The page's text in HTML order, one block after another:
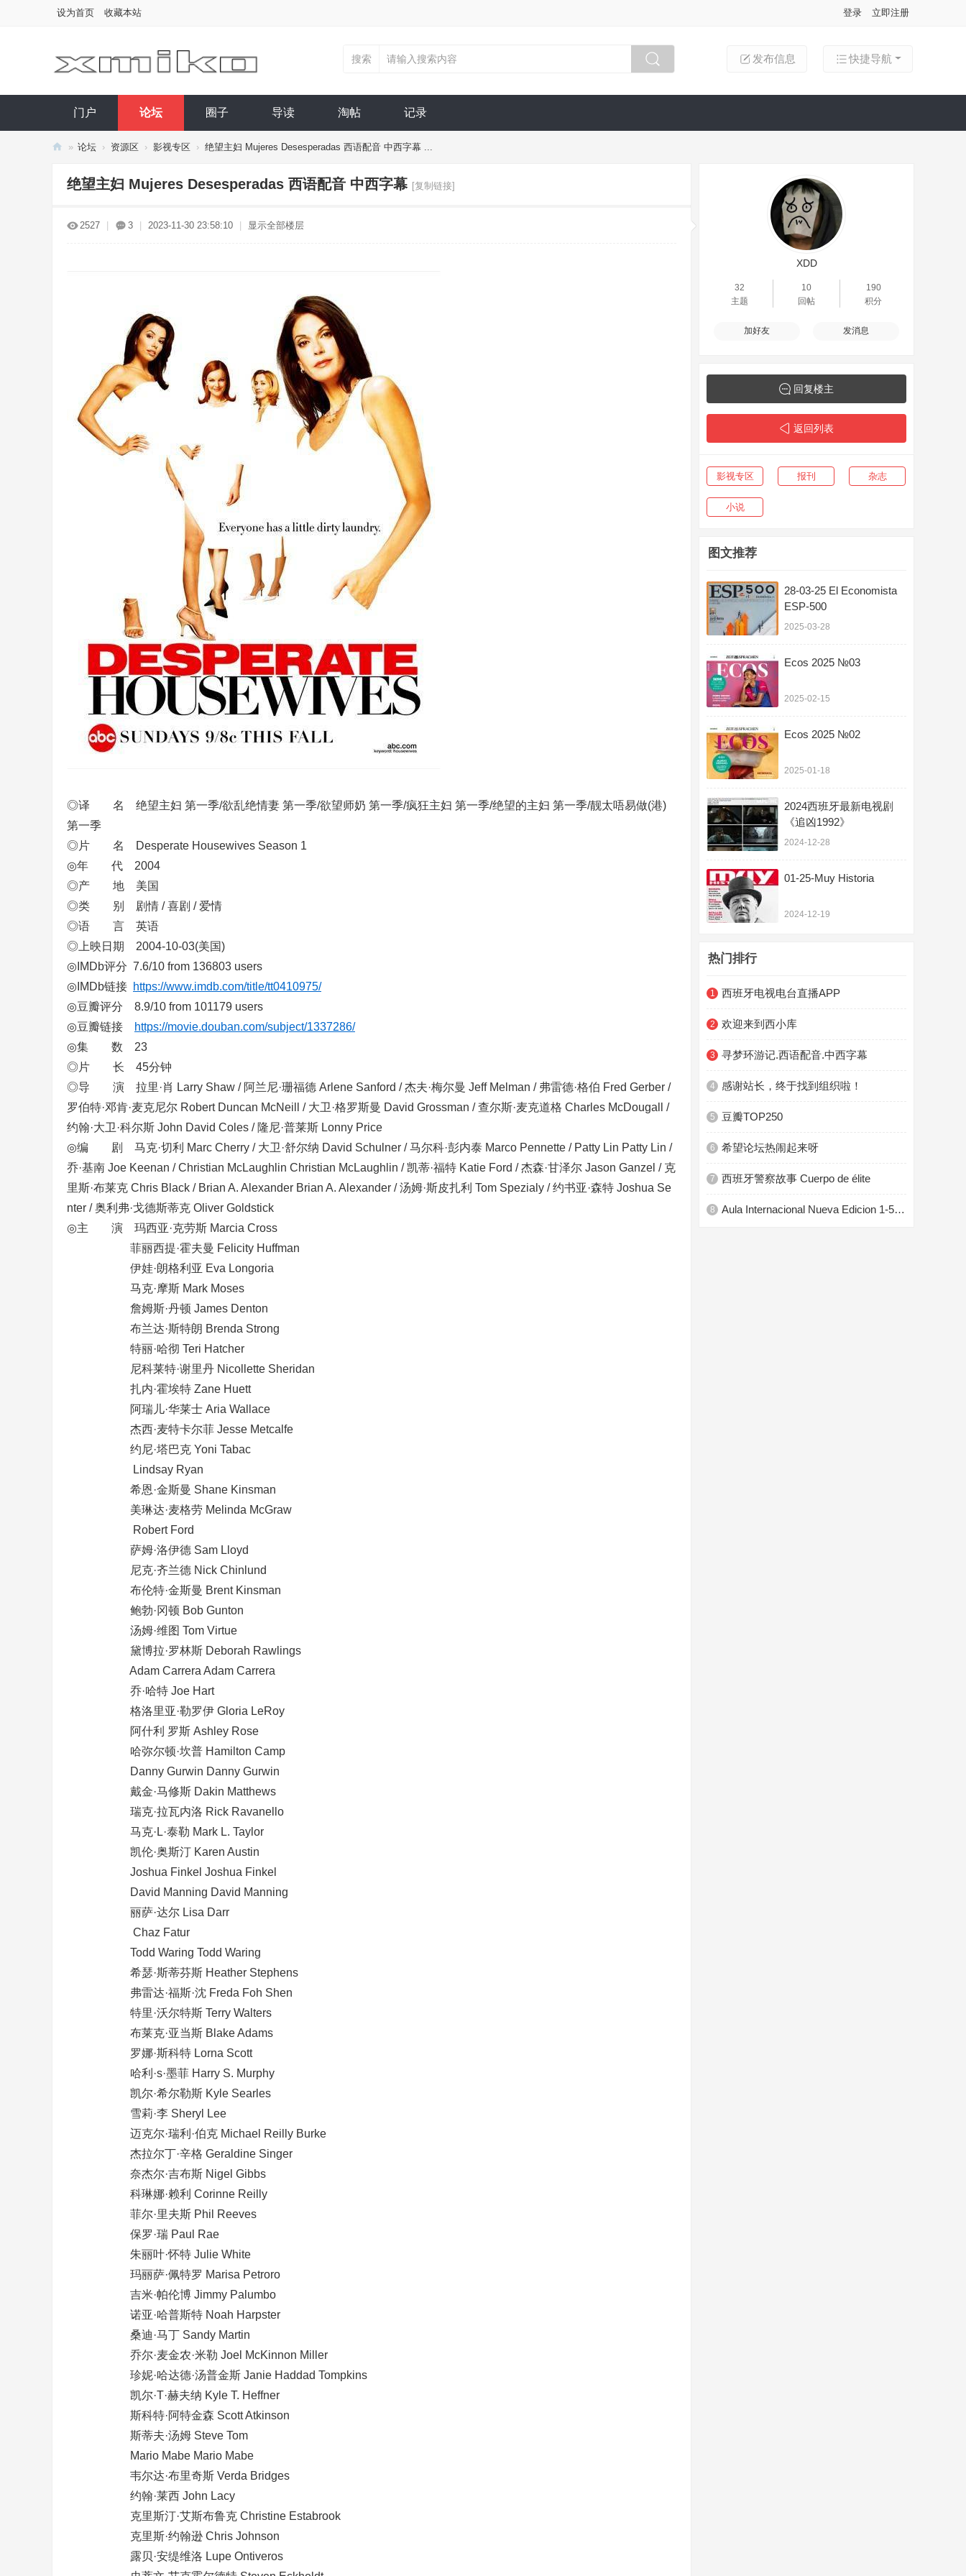
设为首页 收藏本站 登录 立即注册
快捷导航
发布信息
搜索
门户 论坛 圈子 导读 淘帖 记录
» 论坛 › 资源区 › 影视专区 › 绝望主妇 Mujeres Desesperadas 西语配音 中西字幕 ...
绝望主妇 Mujeres Desesperadas 西语配音 中西字幕 [复制链接]
2527 3 2023-11-30 23:58:10 显示全部楼层
◎译 名 绝望主妇 第一季/欲乱绝情妻 第一季/欲望师奶 第一季/疯狂主妇 第一季/绝望的主妇 第一季/靓太唔易做(港)
第一季
◎片 名 Desperate Housewives Season 1
◎年 代 2004
◎产 地 美国
◎类 别 剧情 / 喜剧 / 爱情
◎语 言 英语
◎上映日期 2004-10-03(美国)
◎IMDb评分 7.6/10 from 136803 users
◎IMDb链接 https://www.imdb.com/title/tt0410975/
◎豆瓣评分 8.9/10 from 101179 users
◎豆瓣链接
https://movie.douban.com/subject/1337286/
◎集 数 23
◎片 长 45分钟
◎导 演 拉里·肖 Larry Shaw / 阿兰尼·珊福德 Arlene Sanford / 杰夫·梅尔曼 Jeff Melman / 弗雷德·格伯 Fred Gerber /
罗伯特·邓肯·麦克尼尔 Robert Duncan McNeill / 大卫·格罗斯曼 David Grossman / 查尔斯·麦克道格 Charles McDougall /
约翰·大卫·科尔斯 John David Coles / 隆尼·普莱斯 Lonny Price
◎编 剧 马克·切利 Marc Cherry / 大卫·舒尔纳 David Schulner / 马尔科·彭内泰 Marco Pennette / Patty Lin Patty Lin /
乔·基南 Joe Keenan / Christian McLaughlin Christian McLaughlin / 凯蒂·福特 Katie Ford / 杰森·甘泽尔 Jason Ganzel / 克
里斯·布莱克 Chris Black / Brian A. Alexander Brian A. Alexander / 汤姆·斯皮扎利 Tom Spezialy / 约书亚·森特 Joshua Se
nter / 奥利弗·戈德斯蒂克 Oliver Goldstick
◎主 演 玛西亚·克劳斯 Marcia Cross
菲丽西提·霍夫曼 Felicity Huffman
伊娃·朗格利亚 Eva Longoria
马克·摩斯 Mark Moses
詹姆斯·丹顿 James Denton
布兰达·斯特朗 Brenda Strong
特丽·哈彻 Teri Hatcher
尼科莱特·谢里丹 Nicollette Sheridan
扎内·霍埃特 Zane Huett
阿瑞儿·华莱士 Aria Wallace
杰西·麦特卡尔菲 Jesse Metcalfe
约尼·塔巴克 Yoni Tabac
Lindsay Ryan
希恩·金斯曼 Shane Kinsman
美琳达·麦格劳 Melinda McGraw
Robert Ford
萨姆·洛伊德 Sam Lloyd
尼克·齐兰德 Nick Chinlund
布伦特·金斯曼 Brent Kinsman
鲍勃·冈顿 Bob Gunton
汤姆·维图 Tom Virtue
黛博拉·罗林斯 Deborah Rawlings
Adam Carrera Adam Carrera
乔·哈特 Joe Hart
格洛里亚·勒罗伊 Gloria LeRoy
阿什利 罗斯 Ashley Rose
哈弥尔顿·坎普 Hamilton Camp
Danny Gurwin Danny Gurwin
戴金·马修斯 Dakin Matthews
瑞克·拉瓦内洛 Rick Ravanello
马克·L·泰勒 Mark L. Taylor
凯伦·奥斯汀 Karen Austin
Joshua Finkel Joshua Finkel
David Manning David Manning
丽萨·达尔 Lisa Darr
Chaz Fatur
Todd Waring Todd Waring
希瑟·斯蒂芬斯 Heather Stephens
弗雷达·福斯·沈 Freda Foh Shen
特里·沃尔特斯 Terry Walters
布莱克·亚当斯 Blake Adams
罗娜·斯科特 Lorna Scott
哈利·s·墨菲 Harry S. Murphy
凯尔·希尔勒斯 Kyle Searles
雪莉·李 Sheryl Lee
迈克尔·瑞利·伯克 Michael Reilly Burke
杰拉尔丁·辛格 Geraldine Singer
奈杰尔·吉布斯 Nigel Gibbs
科琳娜·赖利 Corinne Reilly
菲尔·里夫斯 Phil Reeves
保罗·瑞 Paul Rae
朱丽叶·怀特 Julie White
玛丽萨·佩特罗 Marisa Petroro
吉米·帕伦博 Jimmy Palumbo
诺亚·哈普斯特 Noah Harpster
桑迪·马丁 Sandy Martin
乔尔·麦金农·米勒 Joel McKinnon Miller
珍妮·哈达德·汤普金斯 Janie Haddad Tompkins
凯尔·T·赫夫纳 Kyle T. Heffner
斯科特·阿特金森 Scott Atkinson
斯蒂夫·汤姆 Steve Tom
Mario Mabe Mario Mabe
韦尔达·布里奇斯 Verda Bridges
约翰·莱西 John Lacy
克里斯汀·艾斯布鲁克 Christine Estabrook
克里斯·约翰逊 Chris Johnson
露贝·安缇维洛 Lupe Ontiveros
XDD
32
主题
10
回帖
190
积分
加好友 发消息
回复楼主
返回列表
影视专区 报刊 杂志
小说
图文推荐
28-03-25 El Economista
ESP-500
2025-03-28
Ecos 2025 №03
2025-02-15
Ecos 2025 №02
2025-01-18
2024西班牙最新电视剧
《追凶1992》
2024-12-28
01-25-Muy Historia
2024-12-19
热门排行
1 西班牙电视电台直播APP
2 欢迎来到西小库
3 寻梦环游记.西语配音.中西字幕
4 感谢站长，终于找到组织啦！
5 豆瓣TOP250
6 希望论坛热闹起来呀
7 西班牙警察故事 Cuerpo de élite
8 Aula Internacional Nueva Edicion 1-5 PDF+Audio